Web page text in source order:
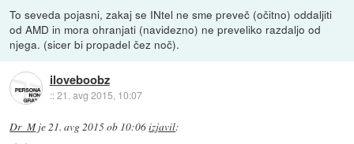
To seveda pojasni, zakaj se INtel ne sme preveč (očitno) oddaljiti
od AMD in mora ohranjati (navidezno) ne preveliko razdaljo od
njega. (sicer bi propadel čez noč).
iloveboobz
::21. avg 2015, 10:07
Dr_Mje21. avg 2015 ob 10:06izjavil: